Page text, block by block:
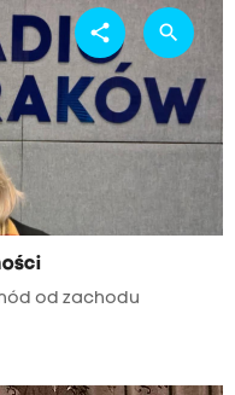
od zachodu
share search